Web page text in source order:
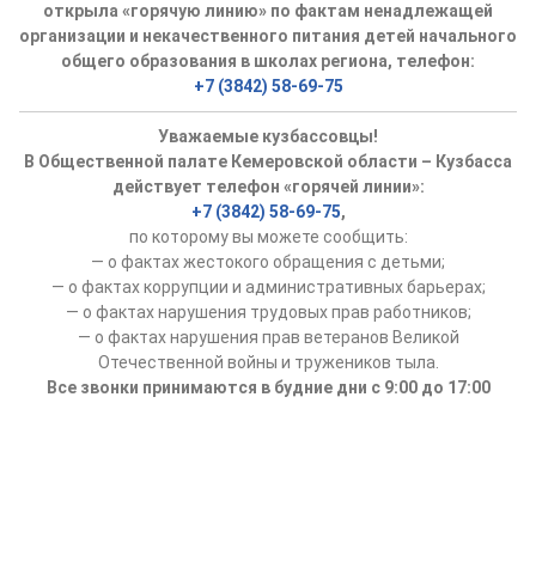
открыла «горячую линию» по фактам ненадлежащей
организации и некачественного питания детей начального
общего образования в школах региона, телефон:
+7 (3842) 58-69-75
Уважаемые кузбассовцы!
В Общественной палате Кемеровской области – Кузбасса
действует телефон «горячей линии»:
+7 (3842) 58-69-75,
по которому вы можете сообщить:
— о фактах жестокого обращения с детьми;
— о фактах коррупции и административных барьерах;
— о фактах нарушения трудовых прав работников;
— о фактах нарушения прав ветеранов Великой
Отечественной войны и тружеников тыла.
Все звонки принимаются в будние дни с 9:00 до 17:00